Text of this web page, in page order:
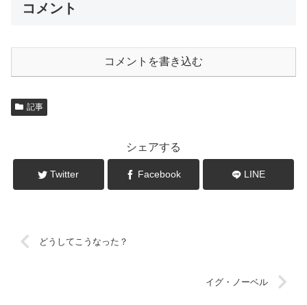
コメント
コメントを書き込む
記事
シェアする
Twitter Facebook LINE
どうしてこうなった？
イグ・ノーベル